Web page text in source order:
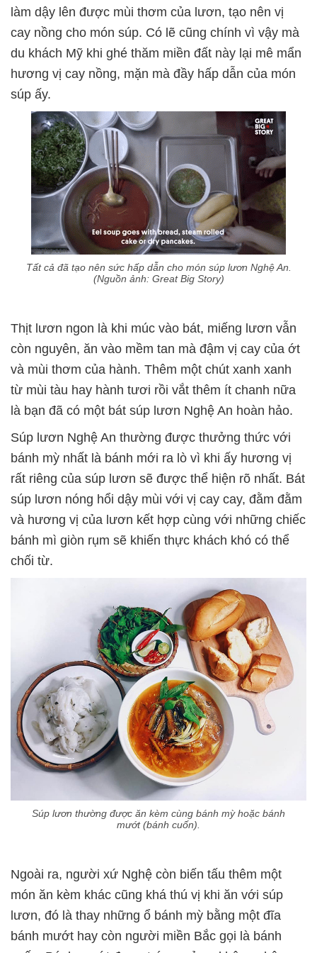
làm dậy lên được mùi thơm của lươn, tạo nên vị
cay nồng cho món súp. Có lẽ cũng chính vì vậy mà
du khách Mỹ khi ghé thăm miền đất này lại mê mẩn
hương vị cay nồng, mặn mà đầy hấp dẫn của món
súp ấy.
Tất cả đã tạo nên sức hấp dẫn cho món súp lươn Nghệ An.
(Nguồn ảnh: Great Big Story)
Thịt lươn ngon là khi múc vào bát, miếng lươn vẫn
còn nguyên, ăn vào mềm tan mà đậm vị cay của ớt
và mùi thơm của hành. Thêm một chút xanh xanh
từ mùi tàu hay hành tươi rồi vắt thêm ít chanh nữa
là bạn đã có một bát súp lươn Nghệ An hoàn hảo.
Súp lươn Nghệ An thường được thưởng thức với
bánh mỳ nhất là bánh mới ra lò vì khi ấy hương vị
rất riêng của súp lươn sẽ được thể hiện rõ nhất. Bát
súp lươn nóng hổi dậy mùi với vị cay cay, đằm đằm
và hương vị của lươn kết hợp cùng với những chiếc
bánh mì giòn rụm sẽ khiến thực khách khó có thể
chối từ.
Súp lươn thường được ăn kèm cùng bánh mỳ hoặc bánh
mướt (bánh cuốn).
Ngoài ra, người xứ Nghệ còn biến tấu thêm một
món ăn kèm khác cũng khá thú vị khi ăn với súp
lươn, đó là thay những ổ bánh mỳ bằng một đĩa
bánh mướt hay còn người miền Bắc gọi là bánh